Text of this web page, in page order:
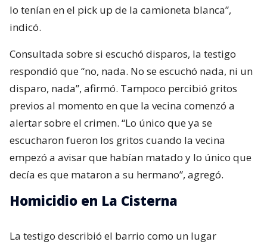
lo tenían en el pick up de la camioneta blanca”,
indicó.
Consultada sobre si escuchó disparos, la testigo
respondió que “no, nada. No se escuchó nada, ni un
disparo, nada”, afirmó. Tampoco percibió gritos
previos al momento en que la vecina comenzó a
alertar sobre el crimen. “Lo único que ya se
escucharon fueron los gritos cuando la vecina
empezó a avisar que habían matado y lo único que
decía es que mataron a su hermano”, agregó.
Homicidio en La Cisterna
La testigo describió el barrio como un lugar